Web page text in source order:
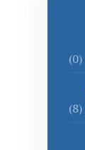
(0)
(8)